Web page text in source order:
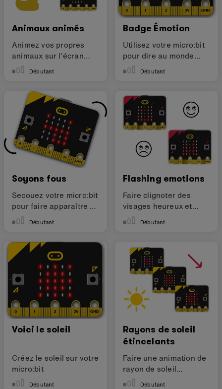
Animaux animés
Animez vos propres
animaux sur l'écran
micro:bitDébutant
Badge Émotion
Utilisez votre micro:bit
pour dire au monde
comment vous vous
sentez
Débutant
Soyons fous
Secouez votre micro:bit
pour faire apparaître un
visage fou
Débutant
Flashing emotions
Faire clignoter des
visages heureux et
tristesDébutant
Voici le soleil
Créez le soleil sur votre
micro:bit
Débutant
Rayons de soleil
étincelants
Faire une animation de
rayon de soleil
clignotantDébutant